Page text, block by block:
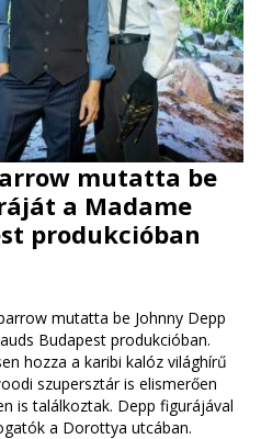
mutatta be
a Madame
produkcióban
mutatta be Johnny Depp
Budapest produkcióban.
hozza a karibi kalóz világhírű
szupersztár is elismerően
is találkoztak. Depp figurájával
a Dorottya utcában.